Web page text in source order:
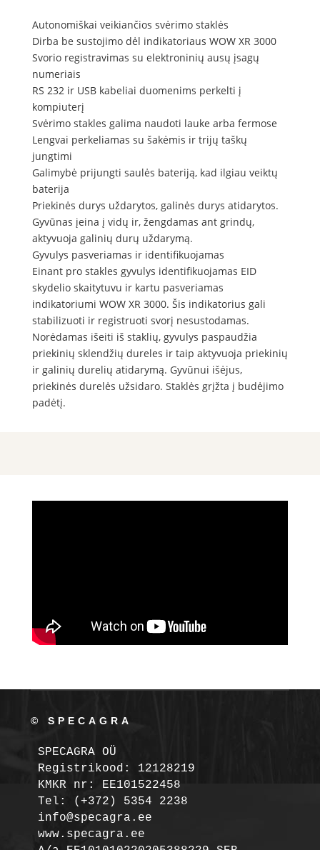
Autonomiškai veikiančios svėrimo staklės
Dirba be sustojimo dėl indikatoriaus WOW XR 3000
Svorio registravimas su elektroninių ausų įsagų
numeriais
RS 232 ir USB kabeliai duomenims perkelti į
kompiuterį
Svėrimo stakles galima naudoti lauke arba fermose
Lengvai perkeliamas su šakėmis ir trijų taškų
jungtimi
Galimybė prijungti saulės bateriją, kad ilgiau veiktų
baterija
Priekinės durys uždarytos, galinės durys atidarytos.
Gyvūnas įeina į vidų ir, žengdamas ant grindų,
aktyvuoja galinių durų uždarymą.
Gyvulys pasveriamas ir identifikuojamas
Einant pro stakles gyvulys identifikuojamas EID
skydelio skaitytuvu ir kartu pasveriamas
indikatoriumi WOW XR 3000. Šis indikatorius gali
stabilizuoti ir registruoti svorį nesustodamas.
Norėdamas išeiti iš staklių, gyvulys paspaudžia
priekinių sklendžių dureles ir taip aktyvuoja priekinių
ir galinių durelių atidarymą. Gyvūnui išėjus,
priekinės durelės užsidaro. Staklės grįžta į budėjimo
padėtį.
© SPECAGRA
SPECAGRA OÜ
Registrikood: 12128219
KMKR nr: EE101522458
Tel: (+372) 5354 2238
info@specagra.ee